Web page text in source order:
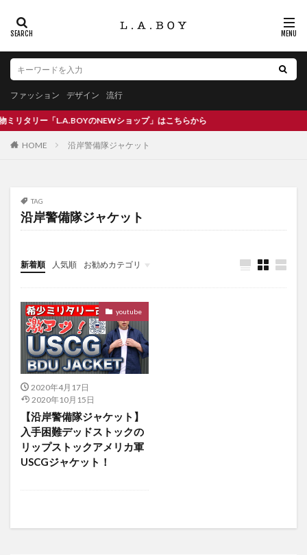
ファッション デザイン 流行
タリー「L.A.BOYのNEWショップ」はこちらから
HOME 沿岸警備隊ジャケット
TAG
沿岸警備隊ジャケット
新着順 人気順 お勧めカテゴリ
未分類
youtube
2020年4月17日
2020年10月15日
【沿岸警備隊ジャケット】
入手困難デッドストックの
リップストックアメリカ軍
USCGジャケット！